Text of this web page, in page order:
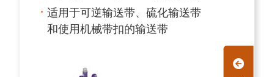
适用于可逆输送带、硫化输送带
和使用机械带扣的输送带